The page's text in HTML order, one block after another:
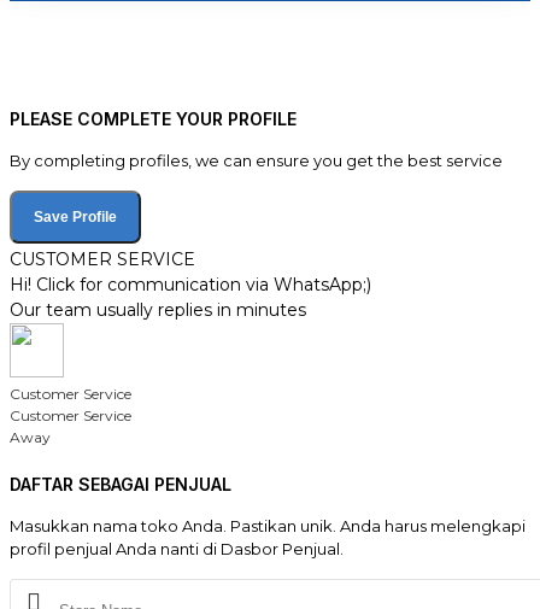
PLEASE COMPLETE YOUR PROFILE
By completing profiles, we can ensure you get the best service
Save Profile
CUSTOMER SERVICE
Hi! Click for communication via WhatsApp;)
Our team usually replies in minutes
Customer Service
Customer Service
Away
DAFTAR SEBAGAI PENJUAL
Masukkan nama toko Anda. Pastikan unik. Anda harus melengkapi
profil penjual Anda nanti di Dasbor Penjual.